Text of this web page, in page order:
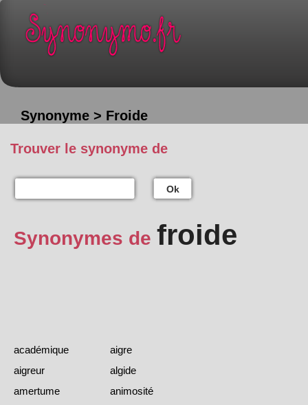
Synonyme > Froide
Trouver le synonyme de
Ok
Synonymes de froide
académique
aigre
aigreur
algide
amertume
animosité